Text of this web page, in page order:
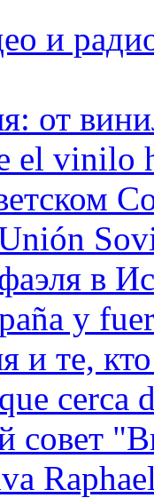
и
от
el vinilo
в
y
и те,
cerca
совет